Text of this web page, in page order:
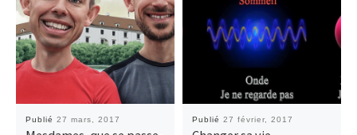
Publié 27 mars, 2017 Publié 27 février, 2017